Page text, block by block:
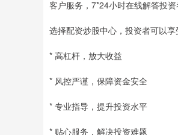
客户服务，7*24小时在线解答投资
选择配资炒股中心，投资者可以享
* 高杠杆，放大收益
* 风控严谨，保障资金安全
* 专业指导，提升投资水平
* 贴心服务，解决投资难题